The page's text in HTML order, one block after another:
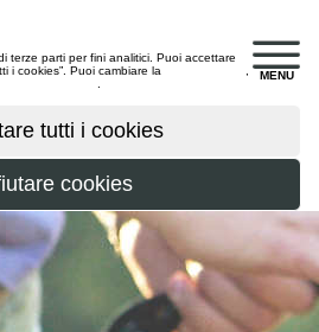
MENU
terze parti per fini analitici. Puoi accettare
i cookies”. Puoi cambiare la